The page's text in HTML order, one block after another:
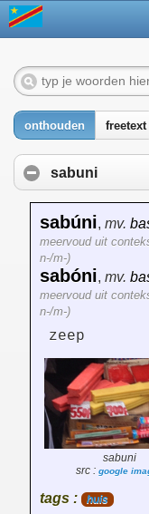
onthouden freetext
sabuni
sabúni, mv.
meervoud uit
n-/m-)
sabóni, mv.
meervoud uit
n-/m-)
zeep
sabuni
src : google
tags : huis